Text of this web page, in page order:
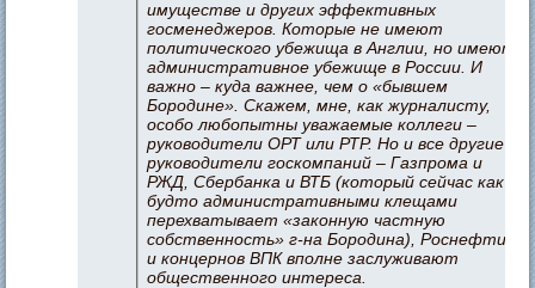
имуществе и других эффективных
госменеджеров. Которые не имеют
политического убежища в Англии, но имеют
административное убежище в России. И
важно – куда важнее, чем о «бывшем
Бородине». Скажем, мне, как журналисту,
особо любопытны уважаемые коллеги –
руководители ОРТ или РТР. Но и все другие
руководители госкомпаний – Газпрома и
РЖД, Сбербанка и ВТБ (который сейчас как
будто административными клещами
перехватывает «законную частную
собственность» г-на Бородина), Роснефти
и концернов ВПК вполне заслуживают
общественного интереса.